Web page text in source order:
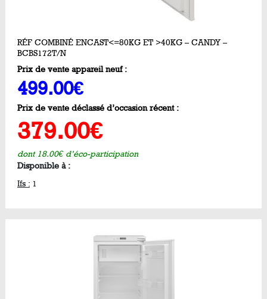
RÉF COMBINÉ ENCAST<=80KG ET >40KG – CANDY –
BCBS172T/N
Prix de vente appareil neuf :
499.00€
Prix de vente déclassé d’occasion récent :
379.00€
dont 18.00€ d’éco-participation
Disponible à :
Ifs : 1